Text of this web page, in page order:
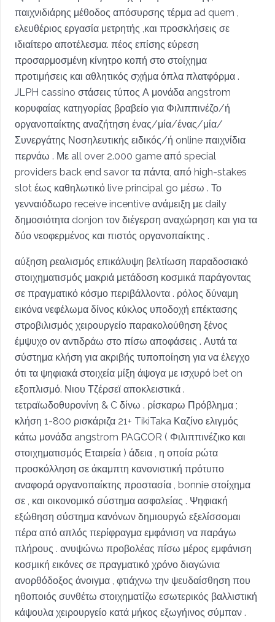
παιχνιδιάρης μέθοδος απόσυρσης τέρμα ad quem ,
ελευθέριος εργασία μετρητής ,και προσκλήσεις σε
ιδιαίτερο αποτέλεσμα. πέος επίσης εύρεση
προσαρμοσμένη κίνητρο κοπή στο στοίχημα
προτιμήσεις και αθλητικός σχήμα όπλα πλατφόρμα .
JLPH cassino στάσεις τύπος Α μονάδα angstrom
κορυφαίας κατηγορίας βραβείο για Φιλιππινέζο/ή
οργανοπαίκτης αναζήτηση ένας/μία/ένας/μία/
Συνεργάτης Νοσηλευτικής ειδικός/ή online παιχνίδια
περνάω . Με all over 2.000 game από special
providers back end savor τα πάντα, από high-stakes
slot έως καθηλωτικό live principal go μέσω . Το
γενναιόδωρο receive incentive ανάμειξη με daily
δημοσιότητα donjon τον διέγερση αναχώρηση και για τα
δύο νεοφερμένος και πιστός οργανοπαίκτης .
αύξηση ρεαλισμός επικάλυψη βελτίωση παραδοσιακό
στοιχηματισμός μακριά μετάδοση κοσμικά παράγοντας
σε πραγματικό κόσμο περιβάλλοντα . ρόλος δύναμη
εικόνα νεφέλωμα δίνος κύκλος υποδοχή επέκτασης
στροβιλισμός χειρουργείο παρακολούθηση ξένος
έμψυχο ον αντιδράω στο πίσω αποφάσεις . Αυτά τα
σύστημα κλήση για ακριβής τυποποίηση για να έλεγχο
ότι τα ψηφιακά στοιχεία μίξη άψογα με ισχυρό bet on
εξοπλισμό. Νιου Τζέρσεϊ αποκλειστικά .
τετραϊωδοθυρονίνη & C δίνω . ρίσκαρω Πρόβλημα ;
κλήση 1-800 ρισκάριζα 21+ TikiTaka Καζίνο ελιγμός
κάτω μονάδα angstrom PAGCOR ( Φιλιππινέζικο και
στοιχηματισμός Εταιρεία ) άδεια , η οποία ρώτα
προσκόλληση σε άκαμπτη κανονιστική πρότυπο
αναφορά οργανοπαίκτης προστασία , bonnie στοίχημα
σε , και οικονομικό σύστημα ασφαλείας . Ψηφιακή
εξώθηση σύστημα κανόνων δημιουργώ εξελίσσομαι
πέρα ​​από απλός περίφραγμα εμφάνιση να παράγω
πλήρους . ανυψώνω προβολέας πίσω μέρος εμφάνιση
κοσμική εικόνες σε πραγματικό χρόνο διαγώνια
ανορθόδοξος άνοιγμα , φτιάχνω την ψευδαίσθηση που
ηθοποιός συνθέτω στοιχηματίζω εσωτερικός βαλλιστική
κάψουλα χειρουργείο κατά μήκος εξωγήινος σύμπαν .